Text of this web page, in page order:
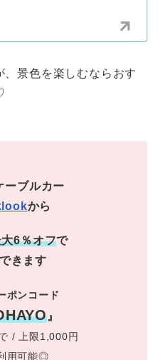
景色を楽しむならおす
ーブルカー
から
6％オフで
きます
ポンコード
』
/ 上限1,000円
用可能◎